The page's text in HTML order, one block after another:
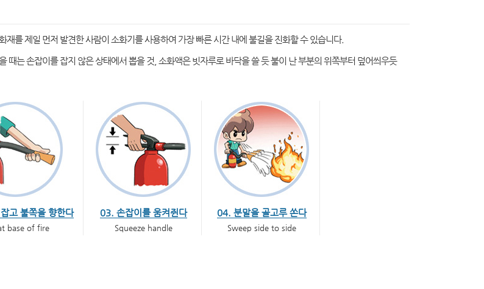
를 제일 먼저 발견한 사람이 소화기를 사용하여 가장 빠른 시간 내에 불길을 진화할 수 있습니다.
때는 손잡이를 잡지 않은 상태에서 뽑을 것, 소화액은 빗자루로 바닥을 쓸 듯 불이 난 부분의 위쪽부터 덮어씌우듯
고 불쪽을 향한다
base of fire
03. 손잡이를 움켜쥔다
Squeeze handle
04. 분말을 골고루 쏜다
Sweep side to side